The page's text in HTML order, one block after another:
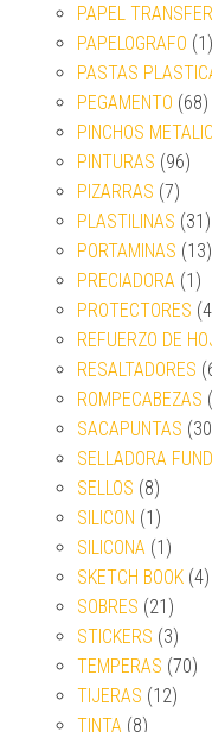
PAPEL TRANSFER
PAPELOGRAFO (1)
PASTAS
PEGAMENTO (68)
PINCHOS
PINTURAS (96)
PIZARRAS (7)
PLASTILINAS (31)
PORTAMINAS (13)
PRECIADORA (1)
PROTECTORES
REFUERZO DE
RESALTADORES
ROMPECABEZAS
SACAPUNTAS
SELLADORA
SELLOS (8)
SILICON (1)
SILICONA (1)
SKETCH BOOK (4)
SOBRES (21)
STICKERS (3)
TEMPERAS (70)
TIJERAS (12)
TINTA (8)